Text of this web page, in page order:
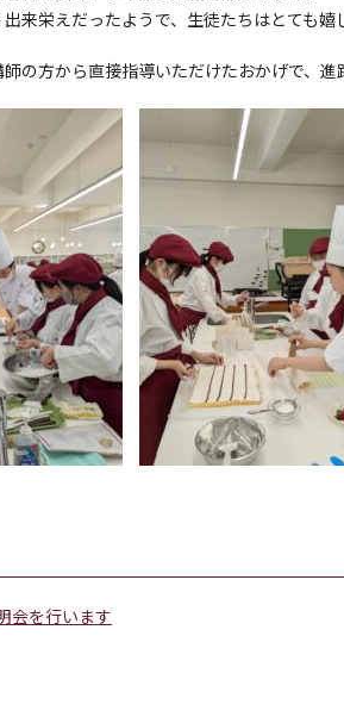
来栄えだったようで、生徒たちはとても嬉
の方から直接指導いただけたおかげで、進
会を行います